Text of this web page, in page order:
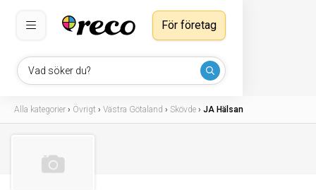
Vad söker du?
För företag
Alla kategorier › Övrigt › Västra Götaland › Skövde › JA Hälsan